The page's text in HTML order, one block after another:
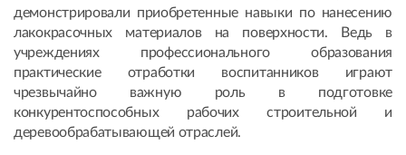
демонстрировали приобретенные навыки по нанесению
лакокрасочных материалов на поверхности. Ведь в
учреждениях профессионального образования
практические отработки воспитанников играют
чрезвычайно важную роль в подготовке
конкурентоспособных рабочих строительной и
деревообрабатывающей отраслей.